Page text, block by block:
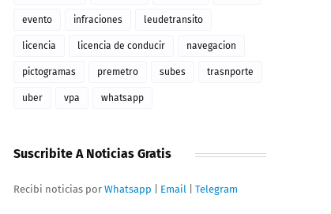
evento infraciones leudetransito
licencia licencia de conducir navegacion
pictogramas premetro subes trasnporte
uber vpa whatsapp
Suscribite A Noticias Gratis
Recibi noticias por Whatsapp Email Telegram